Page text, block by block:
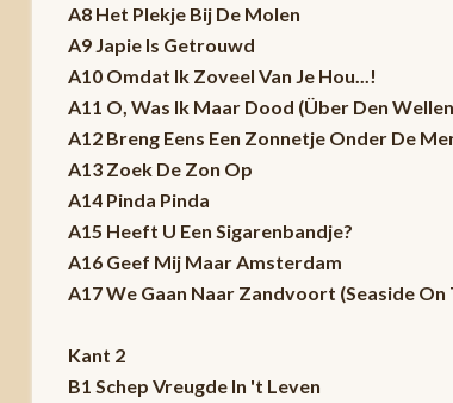
A8 Het Plekje Bij De Molen
A9 Japie Is Getrouwd
A10 Omdat Ik Zoveel Van Je Hou...!
A11 O, Was Ik Maar Dood (Über Den
A12 Breng Eens Een Zonnetje Onder De
A13 Zoek De Zon Op
A14 Pinda Pinda
A15 Heeft U Een Sigarenbandje?
A16 Geef Mij Maar Amsterdam
A17 We Gaan Naar Zandvoort (Seaside On
Kant 2
B1 Schep Vreugde In 't Leven